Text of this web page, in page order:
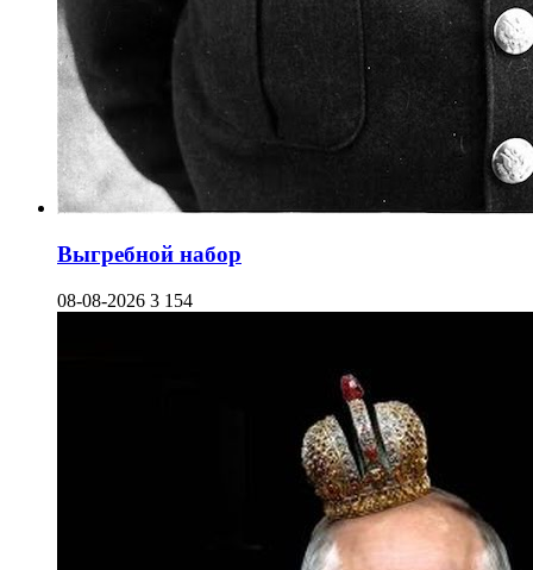
Выгребной набор
08-08-2026 3 154